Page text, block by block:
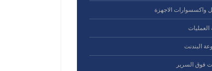
واكسسوارات الاجهزة
البندنت
فوق السرير